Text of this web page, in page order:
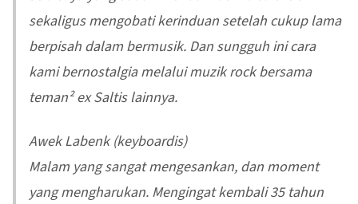
sekaligus mengobati kerinduan setelah cukup lama
berpisah dalam bermusik. Dan sungguh ini cara
kami bernostalgia melalui muzik rock bersama
teman² ex Saltis lainnya.
Awek Labenk (keyboardis)
Malam yang sangat mengesankan, dan moment
yang mengharukan. Mengingat kembali 35 tahun